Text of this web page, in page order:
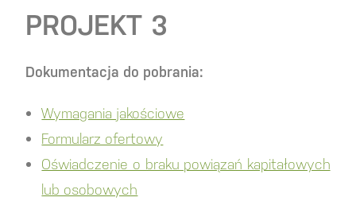
PROJEKT 3
Dokumentacja do pobrania:
Wymagania jakościowe
Formularz ofertowy
Oświadczenie o braku powiązań kapitałowych
lub osobowych